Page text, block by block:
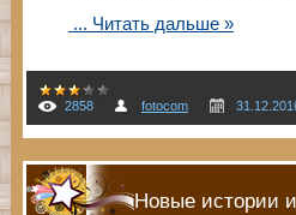
... Читать дальше »
2858 fotocom
Новые истории